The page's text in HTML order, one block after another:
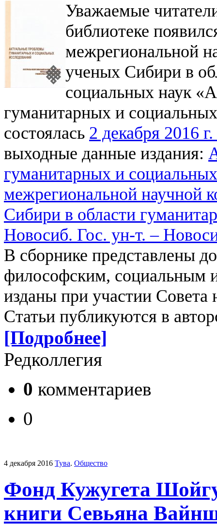
Уважаемые
библиотеке
межрегиональной
ученых Сибири в
социальных наук
гуманитарных и
состоялась 2 декабря 2016
выходные данные издания:
гуманитарных и
межрегиональной научной
Сибири в области
Новосиб. Гос. ун-т. –
В сборнике представлены
философским, социальным
изданы при участии
Статьи публикуются в
[Подробнее]
Редколлегия
0 комментариев
0
4 декабря 2016 Тува. Общество
Фонд Кужугета Шойгу
книги Севьяна